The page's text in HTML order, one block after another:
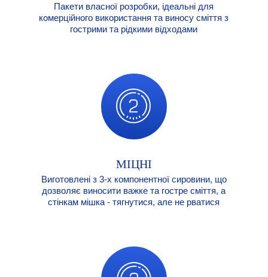
Пакети власної розробки, ідеальні для
комерційного використання та виносу сміття з
гострими та рідкими відходами
МІЦНІ
Виготовлені з 3-х компонентної сировини, що
дозволяє виносити важке та гостре сміття, а
стінкам мішка - тягнутися, але не рватися